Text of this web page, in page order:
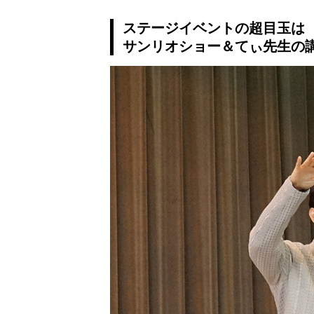
ステージイベントの超目玉は
サンリオショー＆てぃ先生の